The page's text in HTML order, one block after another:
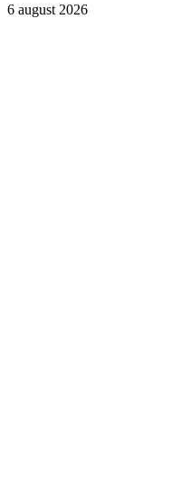
6 august 2026